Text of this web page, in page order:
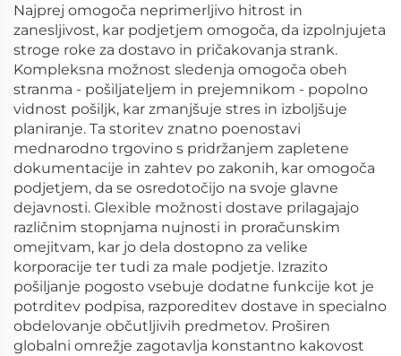
Najprej omogoča neprimerljivo hitrost in
zanesljivost, kar podjetjem omogoča, da izpolnjujeta
stroge roke za dostavo in pričakovanja strank.
Kompleksna možnost sledenja omogoča obeh
stranma - pošiljateljem in prejemnikom - popolno
vidnost pošiljk, kar zmanjšuje stres in izboljšuje
planiranje. Ta storitev znatno poenostavi
mednarodno trgovino s pridržanjem zapletene
dokumentacije in zahtev po zakonih, kar omogoča
podjetjem, da se osredotočijo na svoje glavne
dejavnosti. Glexible možnosti dostave prilagajajo
različnim stopnjama nujnosti in proračunskim
omejitvam, kar jo dela dostopno za velike
korporacije ter tudi za male podjetje. Izrazito
pošiljanje pogosto vsebuje dodatne funkcije kot je
potrditev podpisa, razporeditev dostave in specialno
obdelovanje občutljivih predmetov. Proširen
globalni omrežje zagotavlja konstantno kakovost